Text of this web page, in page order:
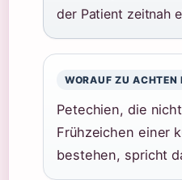
der Patient zeitnah
WORAUF ZU ACHTEN
Petechien, die
Frühzeichen einer
bestehen, spricht